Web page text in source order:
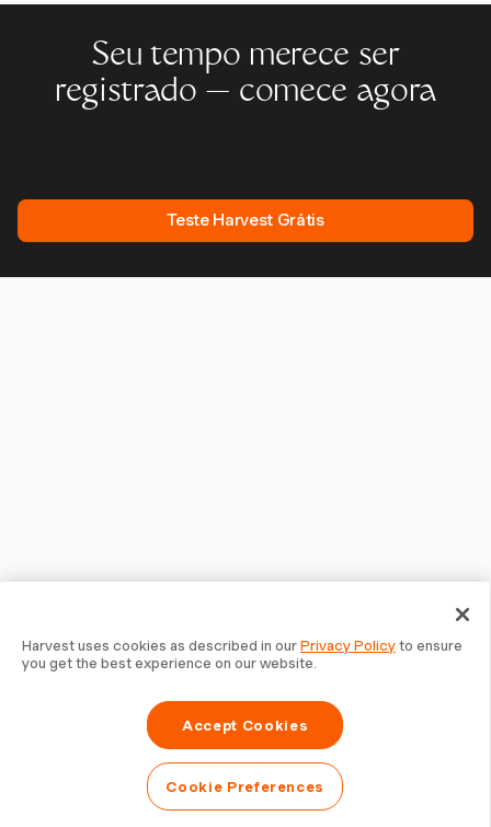
Seu tempo merece ser
registrado — comece agora
Teste Harvest Grátis
Harvest uses cookies as described in ourPrivacy Policyto ensure
you get the best experience on our website.
Accept Cookies
Cookie Preferences